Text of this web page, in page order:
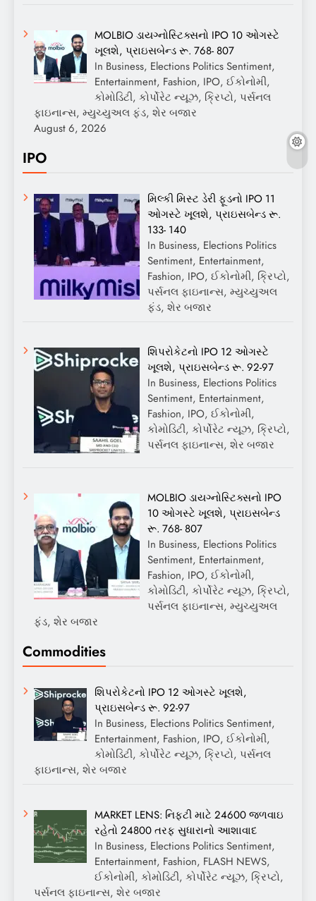
MOLBIO ડાયગ્નોસ્ટિક્સનો IPO 10 ઓગસ્ટે
ખૂલશે, પ્રાઇસબેન્ડ રૂ. 768- 807
In Business, Elections Politics Sentiment,
Entertainment, Fashion, IPO, ઈકોનોમી,
કોમોડિટી, કોર્પોરેટ ન્યૂઝ, ક્રિપ્ટો, પર્સનલ
ફાઇનાન્સ, મ્યુચ્યુઅલ ફંડ, શેર બજાર
August 6, 2026
IPO
મિલ્કી મિસ્ટ ડેરી ફૂડનો IPO 11
ઓગસ્ટે ખૂલશે, પ્રાઇસબેન્ડ રૂ.
133- 140
In Business, Elections Politics
Sentiment, Entertainment,
Fashion, IPO, ઈકોનોમી, ક્રિપ્ટો,
પર્સનલ ફાઇનાન્સ, મ્યુચ્યુઅલ
ફંડ, શેર બજાર
શિપરોકેટનો IPO 12 ઓગસ્ટે
ખૂલશે, પ્રાઇસબેન્ડ રૂ. 92-97
In Business, Elections Politics
Sentiment, Entertainment,
Fashion, IPO, ઈકોનોમી,
કોમોડિટી, કોર્પોરેટ ન્યૂઝ, ક્રિપ્ટો,
પર્સનલ ફાઇનાન્સ, શેર બજાર
MOLBIO ડાયગ્નોસ્ટિક્સનો IPO
10 ઓગસ્ટે ખૂલશે, પ્રાઇસબેન્ડ
રૂ. 768- 807
In Business, Elections Politics
Sentiment, Entertainment,
Fashion, IPO, ઈકોનોમી,
કોમોડિટી, કોર્પોરેટ ન્યૂઝ, ક્રિપ્ટો,
પર્સનલ ફાઇનાન્સ, મ્યુચ્યુઅલ
ફંડ, શેર બજાર
Commodities
શિપરોકેટનો IPO 12 ઓગસ્ટે ખૂલશે,
પ્રાઇસબેન્ડ રૂ. 92-97
In Business, Elections Politics Sentiment,
Entertainment, Fashion, IPO, ઈકોનોમી,
કોમોડિટી, કોર્પોરેટ ન્યૂઝ, ક્રિપ્ટો, પર્સનલ
ફાઇનાન્સ, શેર બજાર
MARKET LENS: નિફ્ટી માટે 24600 જળવાઇ
રહેતો 24800 તરફ સુધારાનો આશાવાદ
In Business, Elections Politics Sentiment,
Entertainment, Fashion, FLASH NEWS,
ઈકોનોમી, કોમોડિટી, કોર્પોરેટ ન્યૂઝ, ક્રિપ્ટો,
પર્સનલ ફાઇનાન્સ, શેર બજાર